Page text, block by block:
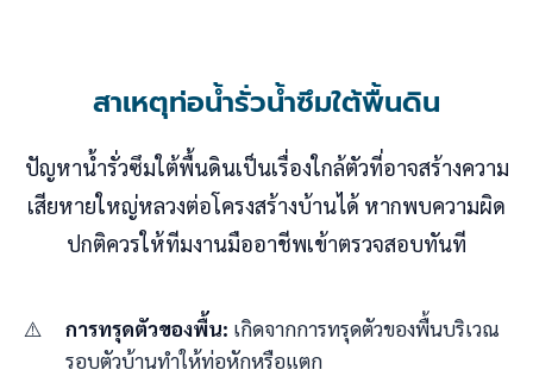
สาเหตุท่อน้ำรั่วน้ำซึมใต้พื้นดิน
ปัญหาน้ำรั่วซึมใต้พื้นดินเป็นเรื่องใกล้ตัวที่อาจสร้างความ
เสียหายใหญ่หลวงต่อโครงสร้างบ้านได้ หากพบความผิด
ปกติควรให้ทีมงานมืออาชีพเข้าตรวจสอบทันที
การทรุดตัวของพื้น: เกิดจากการทรุดตัวของพื้นบริเวณ
รอบตัวบ้านทำให้ท่อหักหรือแตก